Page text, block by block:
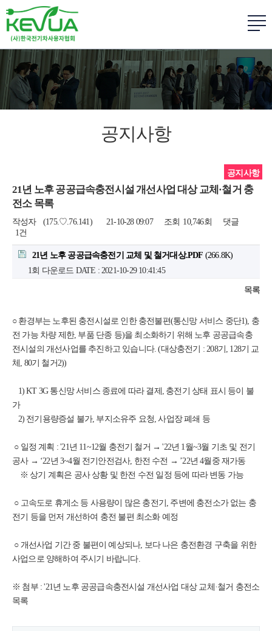
공지사항
공지사항
21년 노후 공공급속충전시설 개선사업 대상 교체·철거 충
전소 목록
작성자 (175.♡.76.141) 21-10-28 09:07 조회 10,746회
댓글
1건
21년 노후 공공급속충전기 교체 및 철거대상.PDF (266.8K)
1회 다운로드 DATE : 2021-10-29 10:41:45
목록
○ 환경부는 노후된 충전시설로 인한 충전불편(통신망 서비스 중단1), 충
전 가능 차량 제한, 부품 단종 등)을 최소화하기 위해 노후 공공급속충
전시설의 개선사업를 추진하고 있습니다. (대상충전기 : 208기, 128기 교
체, 80기 철거2))
1) KT 3G 통신망 서비스 종료에 따라 결제, 충전기 상태 표시 등이 불
가
2) 전기용량증설 불가, 부지소유주 요청, 사업장 폐쇄 등
○ 일정 계획 : '21년 11~12월 충전기 철거 → '22년 1월~3월 기초 및 전기
공사 → ‘22년 3~4월 전기안전검사, 한전 수전 → ’22년 4월중 재가동
※ 상기 계획은 공사 상황 및 한전 수전 일정 등에 따라 변동 가능
○ 고속도로 휴게소 등 사용량이 많은 충전기, 주변에 충전소가 없는 충
전기 등을 먼저 개선하여 충전 불편 최소화 예정
○ 개선사업 기간 중 불편이 예상되나, 보다 나은 충전환경 구축을 위한
사업으로 양해하여 주시기 바랍니다.
※ 첨부 : '21년 노후 공공급속충전시설 개선사업 대상 교체·철거 충전소
목록